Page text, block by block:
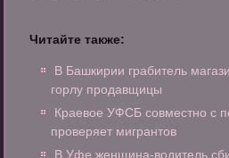
Читайте также:
В Башкирии грабитель
горлу продавщицы
Краевое УФСБ совместно с
проверяет мигрантов
В Уфе женщина-водитель